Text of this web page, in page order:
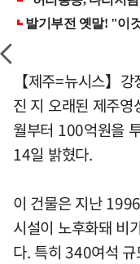
【제주=뉴시스】
진 지 오래된 제주
월부터 100억원을
14일 밝혔다.
이 건물은 지난
시설이 노후화돼 비
다. 특히 340여석